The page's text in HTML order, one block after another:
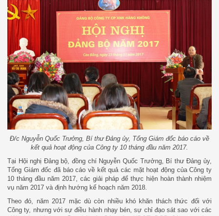
Đ/c Nguyễn Quốc Trưởng, Bí thư Đảng ủy, Tổng Giám đốc báo cáo về
kết quả hoạt động của Công ty 10 tháng đầu năm 2017.
Tại Hội nghị Đảng bộ, đồng chí Nguyễn Quốc Trưởng, Bí thư Đảng ủy,
Tổng Giám đốc đã báo cáo về kết quả các mặt hoạt động của Công ty
10 tháng đầu năm 2017, các giải pháp để thực hiện hoàn thành nhiệm
vụ năm 2017 và định hướng kế hoạch năm 2018.
Theo đó, năm 2017 mặc dù còn nhiều khó khăn thách thức đối với
Công ty, nhưng với sự điều hành nhạy bén, sự chỉ đạo sát sao với các